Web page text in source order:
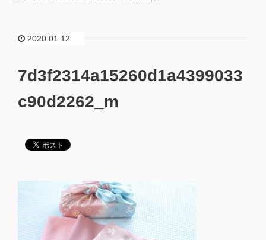
2020.01.12
7d3f2314a15260d1a4399033
c90d2262_m